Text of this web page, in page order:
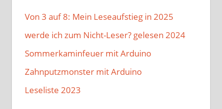
Von 3 auf 8: Mein Leseaufstieg in 2025
werde ich zum Nicht-Leser? gelesen 2024
Sommerkaminfeuer mit Arduino
Zahnputzmonster mit Arduino
Leseliste 2023